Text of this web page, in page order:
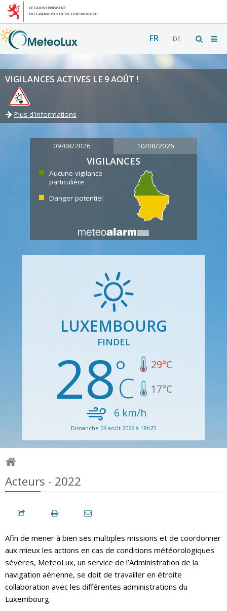
FR DE
VIGILANCES ACTIVES LE 9 AOÛT !
Plus d'informations
09/08/2026 10/08/2026
VIGILANCES
Aucune vigilance
particulière
Danger potentiel
LUXEMBOURG
FINDEL
28 29°C
17°C
6 km/h
Dimanche 09 août 2026 à 18h25
Acteurs - 2022
Afin de mener à bien ses multiples missions et de coordonner
aux mieux les actions en cas de conditions météorologiques
sévères, MeteoLux, un service de l’Administration de la
navigation aérienne, se doit de travailler en étroite
collaboration avec les différentes administrations du
Luxembourg.